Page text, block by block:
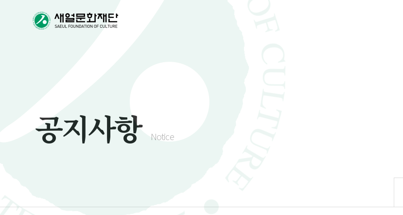
공지사항 Notice